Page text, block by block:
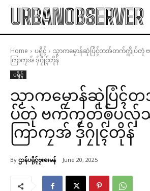
URBANOBSERVER
Home ပရိုၚ်
သၟာကမၠောန်ဆုဲပြံၚ်တအ်တက်က္ဍိုပ်
ကြာကၠအ် ဒှ်ဂၠိုၚ်တိုန်
ပရိုၚ်
သၟာကမၠောန်ဆုဲပြံၚ်
ပ်တုဲ ဗက်ကၠတ်ၜှ်ပ
ကြာကၠအ် ဒှ်ဂၠိုၚ်တိုန်
By ဌာန်ပရိုၚ်ဗၠးၜးမန် June 20, 2025